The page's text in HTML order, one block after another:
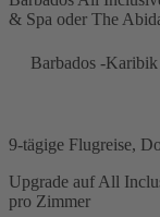
& Spa oder The
Barbados -
9-tägige Flugreise,
Upgrade auf All
pro Zimmer